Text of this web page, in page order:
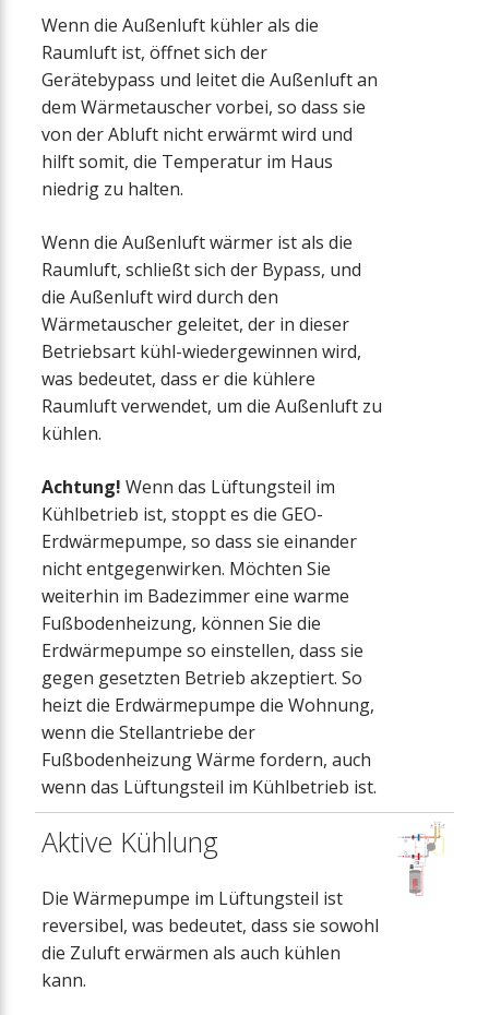
Wenn die Außenluft kühler als die
Raumluft ist, öffnet sich der
Gerätebypass und leitet die Außenluft an
dem Wärmetauscher vorbei, so dass sie
von der Abluft nicht erwärmt wird und
hilft somit, die Temperatur im Haus
niedrig zu halten.
Wenn die Außenluft wärmer ist als die
Raumluft, schließt sich der Bypass, und
die Außenluft wird durch den
Wärmetauscher geleitet, der in dieser
Betriebsart kühl-wiedergewinnen wird,
was bedeutet, dass er die kühlere
Raumluft verwendet, um die Außenluft zu
kühlen.
Achtung! Wenn das Lüftungsteil im
Kühlbetrieb ist, stoppt es die GEO-
Erdwärmepumpe, so dass sie einander
nicht entgegenwirken. Möchten Sie
weiterhin im Badezimmer eine warme
Fußbodenheizung, können Sie die
Erdwärmepumpe so einstellen, dass sie
gegen gesetzten Betrieb akzeptiert. So
heizt die Erdwärmepumpe die Wohnung,
wenn die Stellantriebe der
Fußbodenheizung Wärme fordern, auch
wenn das Lüftungsteil im Kühlbetrieb ist.
Aktive Kühlung
Die Wärmepumpe im Lüftungsteil ist
reversibel, was bedeutet, dass sie sowohl
die Zuluft erwärmen als auch kühlen
kann.